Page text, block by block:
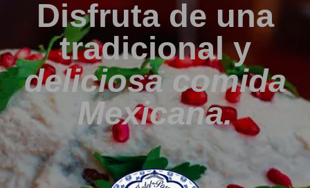
Disfruta de una
tradicional y
deliciosa comida
Mexicana.